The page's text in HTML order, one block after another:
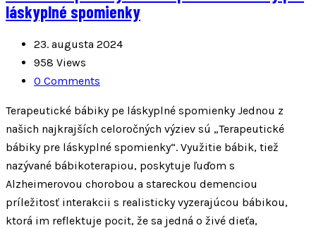
láskyplné spomienky
23. augusta 2024
958 Views
0 Comments
Terapeutické bábiky pe láskyplné spomienky Jednou z
našich najkrajších celoročných výziev sú „Terapeutické
bábiky pre láskyplné spomienky“. Využitie bábik, tiež
nazývané bábikoterapiou, poskytuje ľuďom s
Alzheimerovou chorobou a stareckou demenciou
príležitosť interakcii s realisticky vyzerajúcou bábikou,
ktorá im reflektuje pocit, že sa jedná o živé dieťa,